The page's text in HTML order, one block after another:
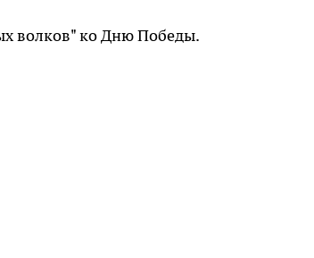
волков" ко Дню Победы.